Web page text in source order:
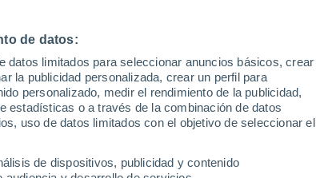
de datos:
datos limitados para seleccionar anuncios básicos, crear
la publicidad personalizada, crear un perfil para
personalizado, medir el rendimiento de la publicidad,
estadísticas o a través de la combinación de datos
uso de datos limitados con el objetivo de seleccionar el
de dispositivos, publicidad y contenido